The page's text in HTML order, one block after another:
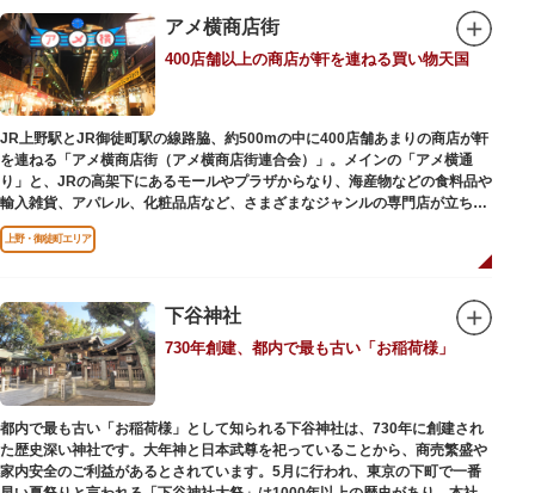
を一部踏襲している広大な庭は、建築様式同様に和洋併置式とされ、「芝
庭」をもつ近代庭園の初期の形を残しています。江戸時代の石碑や手水鉢、
庭石などが見られ、煉瓦塀を含めた敷地全体が重要文化財に指定されていま
す。
アメ横商店街
400店舗以上の商店が軒を連ねる買い物天国
JR上野駅とJR御徒町駅の線路脇、約500mの中に400店舗あまりの商店が軒
を連ねる「アメ横商店街（アメ横商店街連合会）」。メインの「アメ横通
り」と、JRの高架下にあるモールやプラザからなり、海産物などの食料品や
輸入雑貨、アパレル、化粧品店など、さまざまなジャンルの専門店が立ち並
んでいます。活気ある呼び込みが飛び交うなかで、店員さんとの会話も楽し
みながら目玉商品や特価品を探せるのが魅力のひとつ。年末の叩き売りは風
アメ横のはじまりは、物資が底をついた第二次世界大戦後にできた闇市。多
くの闇市が的屋の仕切りであったのに対して、アメ横は満州からの復員兵が
共同体となり連合会を結成。出店を統制し、商店街が形成されました。
当時、JR上野駅のすぐ南に発生した闇市は、飴を販売する屋台があったこと
から「アメヤ横丁（飴屋通り）」と呼ばれるように。反対側のJR御徒町付近
には、アメリカ進駐軍の放出物資を販売する店ができたので「アメリカ横丁
（アメリカ通り）」と呼ばれるようになりました。この2つのエリアが統合
され、今の「アメ横」になったと言われています。
上野・御徒町エリア
下谷神社
730年創建、都内で最も古い「お稲荷様」
都内で最も古い「お稲荷様」として知られる下谷神社は、730年に創建され
た歴史深い神社です。大年神と日本武尊を祀っていることから、商売繁盛や
家内安全のご利益があるとされています。5月に行われ、東京の下町で一番